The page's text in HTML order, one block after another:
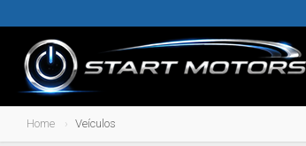
Home Veículos